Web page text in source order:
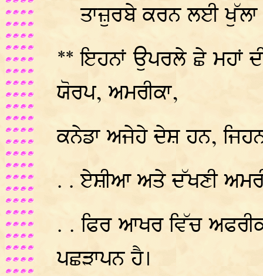
ਤਾਜ਼ੁਰਬੇ ਕਰਨ ਲਈ ਖੁੱਲਾ
** ਇਹਨਾਂ ਉਪਰਲੇ ਛੇ ਮਹਾਂ
ਯੋਰਪ, ਅਮਰੀਕਾ,
ਕਨੇਡਾ ਅਜੇਹੇ ਦੇਸ਼ ਹਨ,
. . ਏਸ਼ੀਆ ਅਤੇ ਦੱਖਣੀ
. . ਫਿਰ ਆਖਰ ਵਿੱਚ
ਪਛੜਾਪਨ ਹੈ।